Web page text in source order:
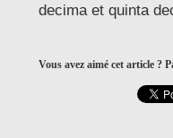
decima et quinta
Vous avez aimé cet article ?